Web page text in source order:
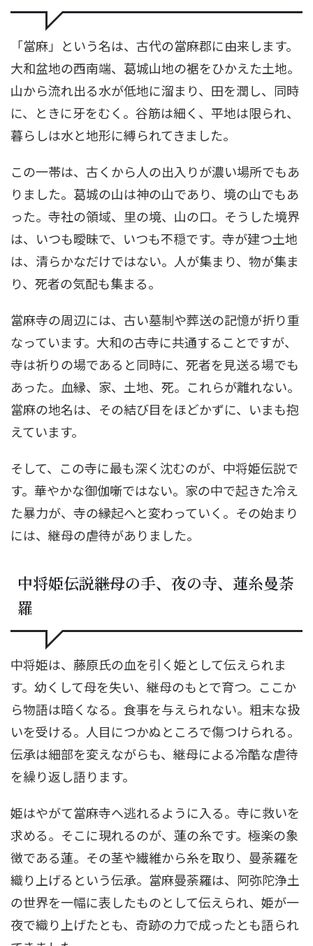
「當麻」という名は、古代の當麻郡に由来します。
大和盆地の西南端、葛城山地の裾をひかえた土地。
山から流れ出る水が低地に溜まり、田を潤し、同時
に、ときに牙をむく。谷筋は細く、平地は限られ、
暮らしは水と地形に縛られてきました。
この一帯は、古くから人の出入りが濃い場所でもあ
りました。葛城の山は神の山であり、境の山でもあ
った。寺社の領域、里の境、山の口。そうした境界
は、いつも曖昧で、いつも不穏です。寺が建つ土地
は、清らかなだけではない。人が集まり、物が集ま
り、死者の気配も集まる。
當麻寺の周辺には、古い墓制や葬送の記憶が折り重
なっています。大和の古寺に共通することですが、
寺は祈りの場であると同時に、死者を見送る場でも
あった。血縁、家、土地、死。これらが離れない。
當麻の地名は、その結び目をほどかずに、いまも抱
えています。
そして、この寺に最も深く沈むのが、中将姫伝説で
す。華やかな御伽噺ではない。家の中で起きた冷え
た暴力が、寺の縁起へと変わっていく。その始まり
には、継母の虐待がありました。
中将姫伝説――継母の手、夜の寺、蓮糸曼荼
羅
中将姫は、藤原氏の血を引く姫として伝えられま
す。幼くして母を失い、継母のもとで育つ。ここか
ら物語は暗くなる。食事を与えられない。粗末な扱
いを受ける。人目につかぬところで傷つけられる。
伝承は細部を変えながらも、継母による冷酷な虐待
を繰り返し語ります。
姫はやがて當麻寺へ逃れるように入る。寺に救いを
求める。そこに現れるのが、蓮の糸です。極楽の象
徴である蓮。その茎や繊維から糸を取り、曼荼羅を
織り上げるという伝承。當麻曼荼羅は、阿弥陀浄土
の世界を一幅に表したものとして伝えられ、姫が一
夜で織り上げたとも、奇跡の力で成ったとも語られ